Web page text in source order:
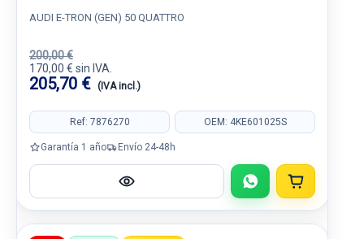
AUDI E-TRON (GEN) 50 QUATTRO
200,00 €
170,00 € sin IVA.
205,70 € (IVA incl.)
Ref: 7876270 OEM: 4KE601025S
Garantía 1 año Envío 24-48h